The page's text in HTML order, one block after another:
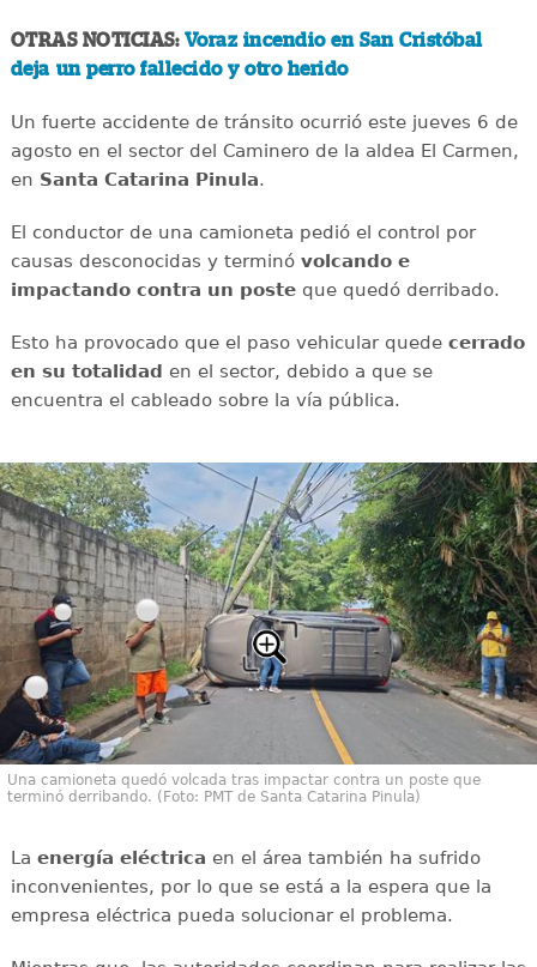
OTRAS NOTICIAS: Voraz incendio en San Cristóbal
deja un perro fallecido y otro herido
Un fuerte accidente de tránsito ocurrió este jueves 6 de
agosto en el sector del Caminero de la aldea El Carmen,
en Santa Catarina Pinula.
El conductor de una camioneta pedió el control por
causas desconocidas y terminó volcando e
impactando contra un posteque quedó derribado.
Esto ha provocado que el paso vehicular quede cerrado
en su totalidad en el sector, debido a que se
encuentra el cableado sobre la vía pública.
Una camioneta quedó volcada tras impactar contra un poste que
terminó derribando. (Foto: PMT de Santa Catarina Pinula)
La energía eléctrica en el área también ha sufrido
inconvenientes, por lo que se está a la espera que la
empresa eléctrica pueda solucionar el problema.